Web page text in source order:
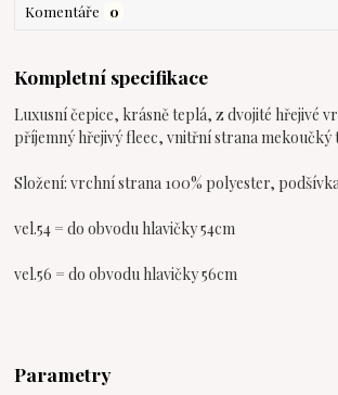
Komentáře 0
Kompletní specifikace
Luxusní čepice, krásně teplá, z dvojité hřejivé
příjemný hřejivý fleec, vnitřní strana mekoučký
Složení: vrchní strana 100% polyester,
vel.54 = do obvodu hlavičky 54cm
vel.56 = do obvodu hlavičky 56cm
Parametry